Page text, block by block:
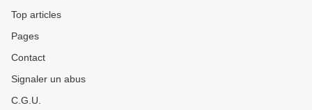
Top articles
Pages
Contact
Signaler un abus
C.G.U.